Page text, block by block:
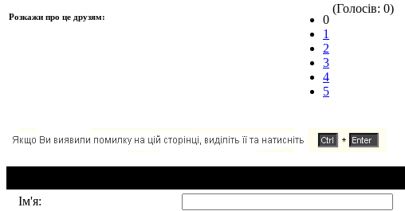
Розкажи про це друзям:
0
1
2
3
4
5
(Голосів: 0)
Ім'я: